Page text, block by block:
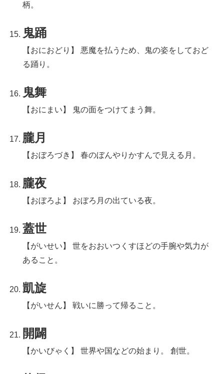
柄。
鬼踊
【おにおどり】 悪魔を払うため、鬼の姿をしておど
る踊り。
鬼舞
【おにまい】 鬼の面をつけてまう舞。
朧月
【おぼろづき】 春のぼんやりかすんで見える月。
朧夜
【おぼろよ】 おぼろ月の出ている夜。
蓋世
【がいせい】 世をおおいつくすほどの手腕や気力が
あること。
凱旋
【がいせん】 戦いに勝って帰ること。
開闢
【かいびゃく】 世界や国などの始まり。 創世。